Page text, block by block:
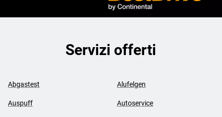
Servizi offerti
Abgastest Alufelgen
Auspuff Autoservice